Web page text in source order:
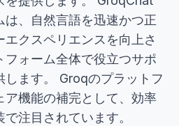
、自然言語を迅速かつ正
クスペリエンスを向上さ
ォーム全体で役立つサポ
します。 Groqのプラットフ
ア機能の補完として、効率
注目されています。